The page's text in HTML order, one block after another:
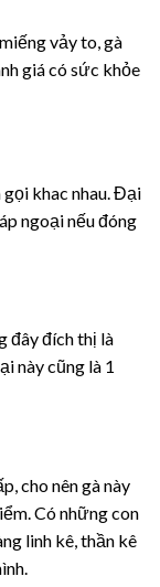
vảy to, gà
giá có sức khỏe
khac nhau. Đại
ngoại nếu đóng
đây đích thị là
này cũng là 1
cho nên gà này
Có những con
linh kê, thần kê